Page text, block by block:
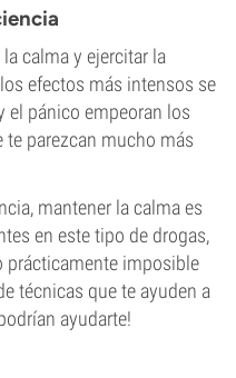
calma y ejercitar la
efectos más intensos se
el pánico empeoran los
parezcan mucho más
mantener la calma es
en este tipo de drogas,
prácticamente imposible
técnicas que te ayuden a
ayudarte!